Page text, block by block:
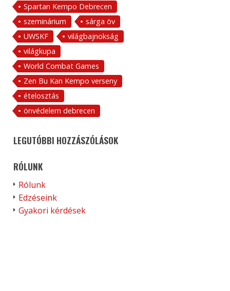
Spartan Kempo Debrecen
szeminárium
sárga öv
UWSKF
világbajnokság
világkupa
World Combat Games
Zen Bu Kan Kempo verseny
ételosztás
önvédelem debrecen
LEGUTÓBBI HOZZÁSZÓLÁSOK
RÓLUNK
Rólunk
Edzéseink
Gyakori kérdések